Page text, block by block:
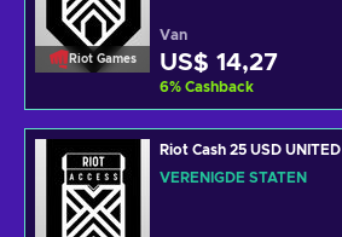
Riot Games
Van
US$ 14,27
6% Cashback
Riot Cash 25 USD
VERENIGDE STATEN